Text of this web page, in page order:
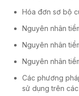
Hóa đơn sơ bộ
Nguyên nhân
Nguyên nhân
Nguyên nhân
Các phương
sử dụng trên